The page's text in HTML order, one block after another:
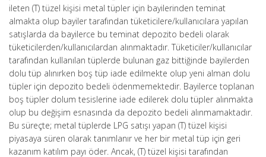
ileten (T) tüzel kişisi metal tüpler için bayilerinden teminat
almakta olup bayiler tarafından tüketicilere/kullanıcılara yapılan
satışlarda da bayilerce bu teminat depozito bedeli olarak
tüketicilerden/kullanıcılardan alınmaktadır. Tüketiciler/kullanıcılar
tarafından kullanılan tüplerde bulunan gaz bittiğinde bayilerden
dolu tüp alınırken boş tüp iade edilmekte olup yeni alman dolu
tüpler için depozito bedeli ödenmemektedir. Bayilerce toplanan
boş tüpler dolum tesislerine iade edilerek dolu tüpler alınmakta
olup bu değişim esnasında da depozito bedeli alınmamaktadır.
Bu süreçte; metal tüplerde LPG satışı yapan (T) tüzel kişisi
piyasaya süren olarak tanımlanır ve her bir metal tüp için geri
kazanım katılım payı öder. Ancak, (T) tüzel kişisi tarafından